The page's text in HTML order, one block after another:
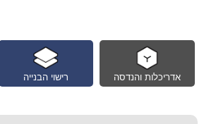
רישוי הבנייה אדריכלות והנדסה